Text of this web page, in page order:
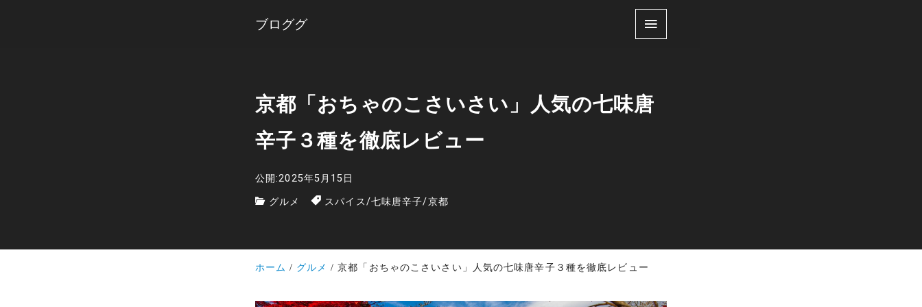
ブロググ
京都「おちゃのこさいさい」人気の七味唐
辛子３種を徹底レビュー
公開:2025年5月15日
グルメ
スパイス/七味唐辛子/京都
ホーム グルメ 京都「おちゃのこさいさい」人気の七味唐辛子３種を徹底レビュー